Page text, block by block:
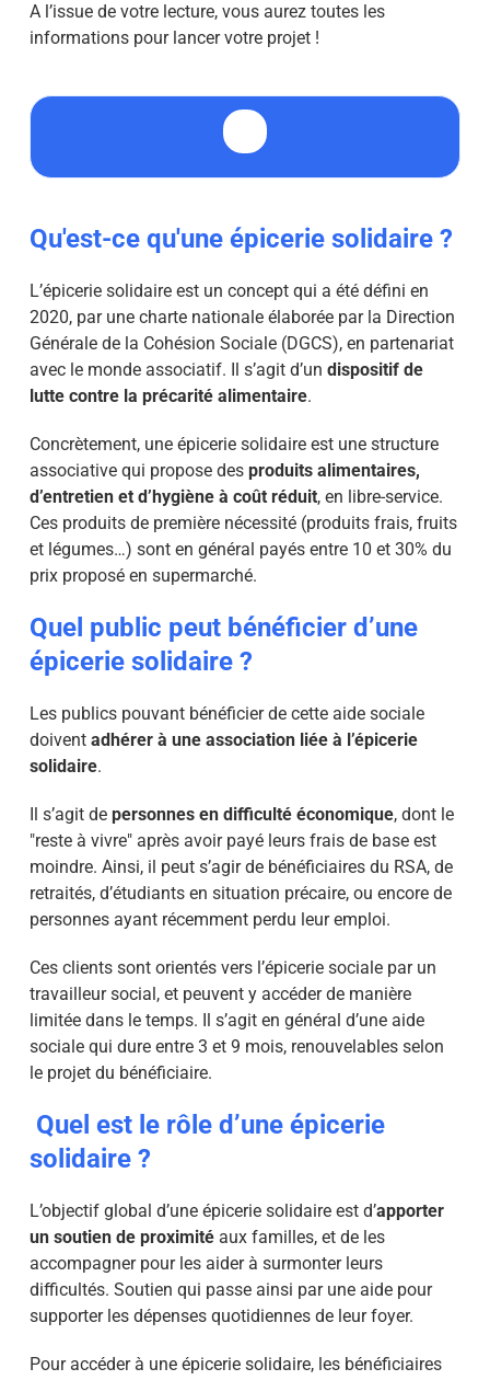
A l’issue de votre lecture, vous aurez toutes les
informations pour lancer votre projet !
Qu'est-ce qu'une épicerie solidaire ?
L’épicerie solidaire est un concept qui a été défini en
2020, par une charte nationale élaborée par la Direction
Générale de la Cohésion Sociale (DGCS), en partenariat
avec le monde associatif. Il s’agit d’un dispositif de
lutte contre la précarité alimentaire.
Concrètement, une épicerie solidaire est une structure
associative qui propose desproduits alimentaires,
d’entretien et d’hygiène à coût réduit, en libre-service.
Ces produits de première nécessité (produits frais, fruits
et légumes…) sont en général payés entre 10 et 30% du
prix proposé en supermarché.
Quel public peut bénéficier d’une
épicerie solidaire ?
Les publics pouvant bénéficier de cette aide sociale
doivent adhérer à une association liée à l’épicerie
solidaire.
Il s’agit depersonnes en difficulté économique, dont le
"reste à vivre" après avoir payé leurs frais de base est
moindre. Ainsi, il peut s’agir de bénéficiaires du RSA, de
retraités, d’étudiants en situation précaire, ou encore de
personnes ayant récemment perdu leur emploi.
Ces clients sont orientés vers l’épicerie sociale par un
travailleur social, et peuvent y accéder de manière
limitée dans le temps. Il s’agit en général d’une aide
sociale qui dure entre 3 et 9 mois, renouvelables selon
le projet du bénéficiaire.
Quel est le rôle d’une épicerie
solidaire ?
L’objectif global d’une épicerie solidaire est d’apporter
un soutien de proximitéaux familles, et de les
accompagner pour les aider à surmonter leurs
difficultés. Soutien qui passe ainsi par une aide pour
supporter les dépenses quotidiennes de leur foyer.
Pour accéder à une épicerie solidaire, les bénéficiaires